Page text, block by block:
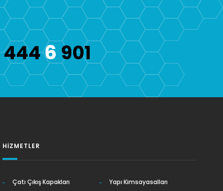
4446 901
HIZMETLER
Çatı Çıkış Kapakları Yapı Kimsayasalları